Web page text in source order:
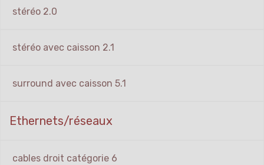
stéréo 2.0
stéréo avec caisson 2.1
surround avec caisson 5.1
Ethernets/réseaux
cables droit catégorie 6